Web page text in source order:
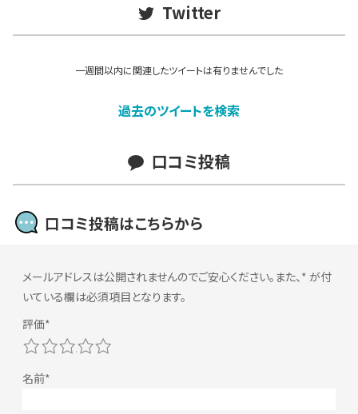
Twitter
一週間以内に関連したツイートは有りませんでした
過去のツイートを検索
口コミ投稿
口コミ投稿はこちらから
メールアドレスは公開されませんのでご安心ください。また、* が付
いている欄は必須項目となります。
5
4
3
2